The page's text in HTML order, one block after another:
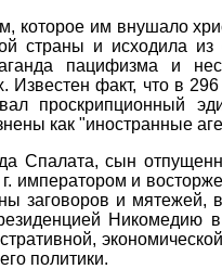
которое им внушало
страны и исходила
пацифизма и
факт, что в
проскрипционный
как "иностранные
Спалата, сын
императором и
заговоров и мятежей,
политики.